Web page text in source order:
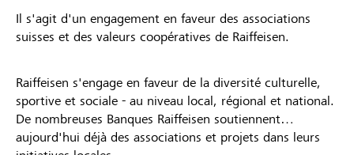
Il s'agit d'un engagement en faveur des associations
suisses et des valeurs coopératives de Raiffeisen.
Raiffeisen s'engage en faveur de la diversité culturelle,
sportive et sociale - au niveau local, régional et national.
De nombreuses Banques Raiffeisen soutiennent
aujourd'hui déjà des associations et projets dans leurs